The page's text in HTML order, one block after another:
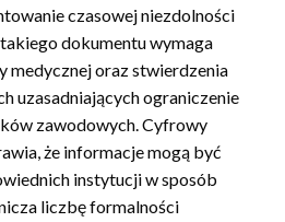
czasowej niezdolności
dokumentu wymaga
medycznej oraz stwierdzenia
uzasadniających ograniczenie
zawodowych. Cyfrowy
że informacje mogą być
instytucji w sposób
liczbę formalności